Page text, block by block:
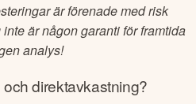
är förenade med risk
är någon garanti för framtida
analys!
direktavkastning?